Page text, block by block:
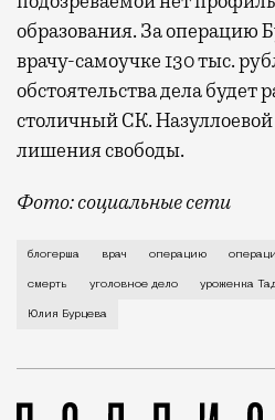
образования. За операцию
врачу-самоучке 130 тыс.
обстоятельства дела будет
столичный СК. Назуллоевой
лишения свободы.
Фото: социальные сети
Накануне вечером в одну
блогерша врач операцию
смерть уголовное дело уроженка
Юлия Бурцева